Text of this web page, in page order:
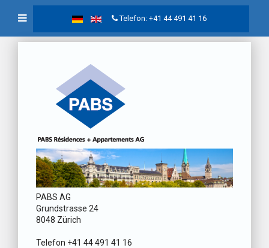
Telefon: +41 44 491 41 16
PABS AG
Grundstrasse 24
8048 Zürich
Telefon +41 44 491 41 16